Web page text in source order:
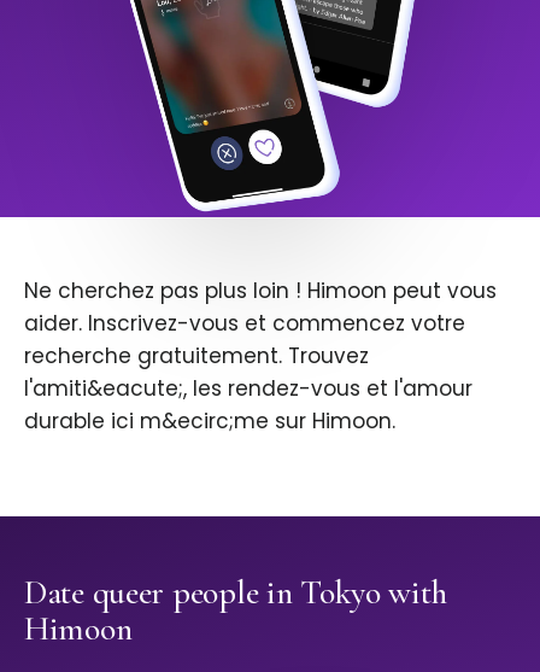
Ne cherchez pas plus loin ! Himoon peut vous
aider. Inscrivez-vous et commencez votre
recherche gratuitement. Trouvez
l'amiti&eacute;, les rendez-vous et l'amour
durable ici m&ecirc;me sur Himoon.
Date queer people in Tokyo with
Himoon